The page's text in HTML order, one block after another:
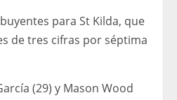
para St Kilda, que
de tres cifras por séptima
(29) y Mason Wood